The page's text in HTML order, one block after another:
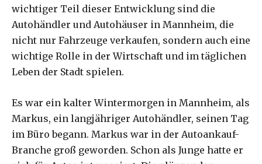
wichtiger Teil dieser Entwicklung sind die
Autohändler und Autohäuser in Mannheim, die
nicht nur Fahrzeuge verkaufen, sondern auch eine
wichtige Rolle in der Wirtschaft und im täglichen
Leben der Stadt spielen.
Es war ein kalter Wintermorgen in Mannheim, als
Markus, ein langjähriger Autohändler, seinen Tag
im Büro begann. Markus war in der Autoankauf-
Branche groß geworden. Schon als Junge hatte er